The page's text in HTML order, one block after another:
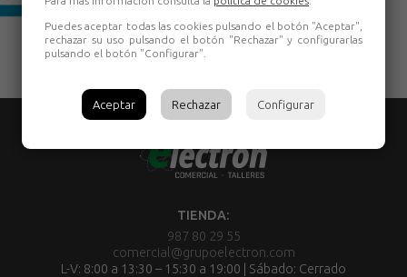
TIENDA:
987 80 29 55
comercial@grupoelectron.com
L-V: 8:00 a 13:30 – 15:30 a 19:00 | Sábado: Cerrado
Puedes aceptar todas las cookies pulsando el botón "Aceptar",
rechazar su uso pulsando el botón "Rechazar" y configurarlas
pulsando el botón "Configurar".
Aceptar Rechazar Configurar